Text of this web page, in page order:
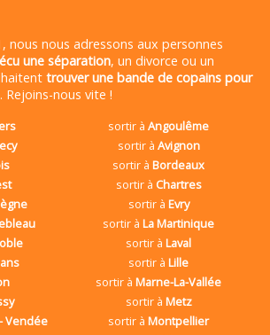
nous nous adressons aux personnes
une séparation, un divorce ou un
trouver une bande de copains pour
. Rejoins-nous vite !
sortir àAngoulême
sortir à Avignon
sortir àBordeaux
sortir à Chartres
sortir à Evry
sortir àLa Martinique
sortir àLaval
sortir àLille
sortir àMarne-La-Vallée
sortir à Metz
Vendée sortir àMontpellier